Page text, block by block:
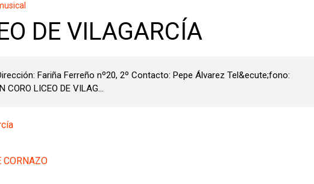
DE VILAGARCÍA
Fariña Ferreño nº20, 2º Contacto: Pepe Álvarez Tel&ecute;fono:
CORO LICEO DE VILAG...
CORNAZO